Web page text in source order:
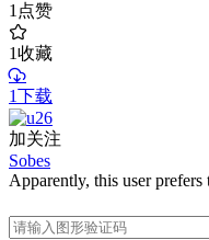
1点赞
1收藏
1下载
加关注
Sobes
Apparently, this user